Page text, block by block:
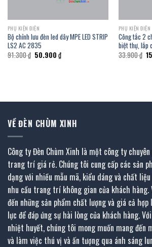
PHỤ KIỆN ĐIỆN
Bộ chỉnh lưu đèn led dây MPE LED STRIP
LS2 AC 2835
91.300₫ Giá
gốc
50.900 ₫Giá
hiện
PHỤ KIỆN ĐIỆN
Công tắc 2
biệt thự, lắp
33.900₫ Giá
VỀ ĐÈN CHÙM XINH
Công ty Đèn Chùm Xinh là một công ty
trang trí giá rẻ. Chúng tôi cung cấp các sản
dạng với nhiều mẫu mã, kiểu dáng và chất
nhu cầu trang trí không gian của khách
đến những sản phẩm chất lượng và giá cả
lực để đáp ứng sự hài lòng của khách hàng.
nhiệt huyết, chúng tôi mong muốn mang đến
và làm việc thú vị và ấn tượng qua ánh sáng